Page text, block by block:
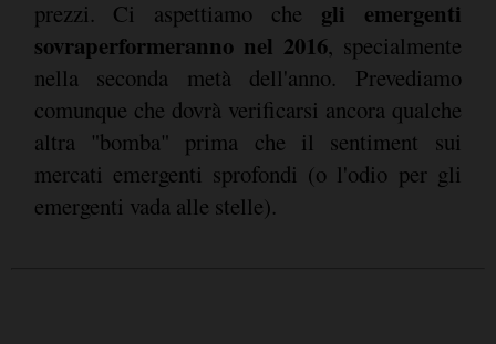
prezzi. Ci aspettiamo che gli emergenti
sovraperformeranno nel 2016, specialmente
nella seconda metà dell'anno. Prevediamo
comunque che dovrà verificarsi ancora qualche
altra "bomba" prima che il sentiment sui
mercati emergenti sprofondi (o l'odio per gli
emergenti vada alle stelle).